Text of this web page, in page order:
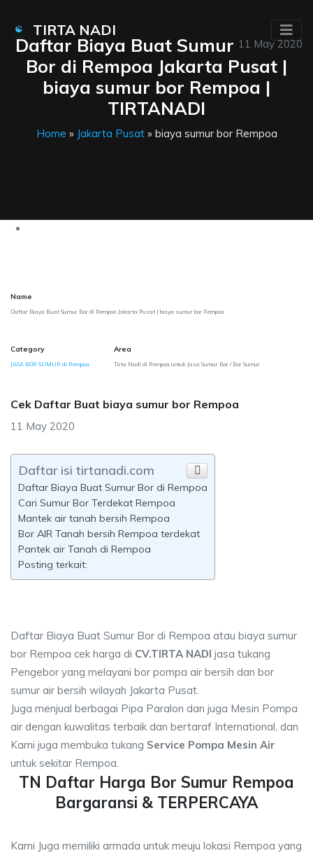
TIRTA NADI
11 May 2020
Daftar Biaya Buat Sumur
Bor di Rempoa Jakarta Pusat |
biaya sumur bor Rempoa |
TIRTANADI
Home » Jakarta Pusat» biaya sumur bor Rempoa
Name
Daftar Biaya Buat Sumur Bor di Rempoa Jakarta Pusat | biaya sumur bor Rempoa
Category
JASA BOR SUMUR di Rempoa
Area
Tirta Nadi di Rempoa untuk Jasa Sumur Bor / Bor Sumur
Cek Daftar Buat biaya sumur bor Rempoa
11 May 2020
Daftar isi tirtanadi.com
Daftar Biaya Buat Sumur Bor di Rempoa
Cari Sumur Bor Terdekat Rempoa
Mantek air tanah bersih Rempoa
Bor AIR Tanah bersih Rempoa terdekat
Pantek air Tanah di Rempoa
Posting terkait:
Daftar Biaya Buat Sumur Bor di Rempoa atau biaya sumur
bor Rempoa cek harga di CV.TIRTA NADI jasa tukang
Pengebor yang melayani bor pompa air bersih dan bor
sumur air bersih wilayah Jakarta Pusat.
Juga menjual berbagai Pipa Paralon dan juga Mesin Pompa
air dengan kuwalitas terbaik dan bertaraf International, dan
Kami juga membuka tukang Service Pompa Mesin Air
untuk sekitar Rempoa.
TN Daftar Harga Bor Sumur Rempoa
Bargaransi & TERPERCAYA
Kami Juga memiliki armada untuk meuju lokasi Rempoa yang